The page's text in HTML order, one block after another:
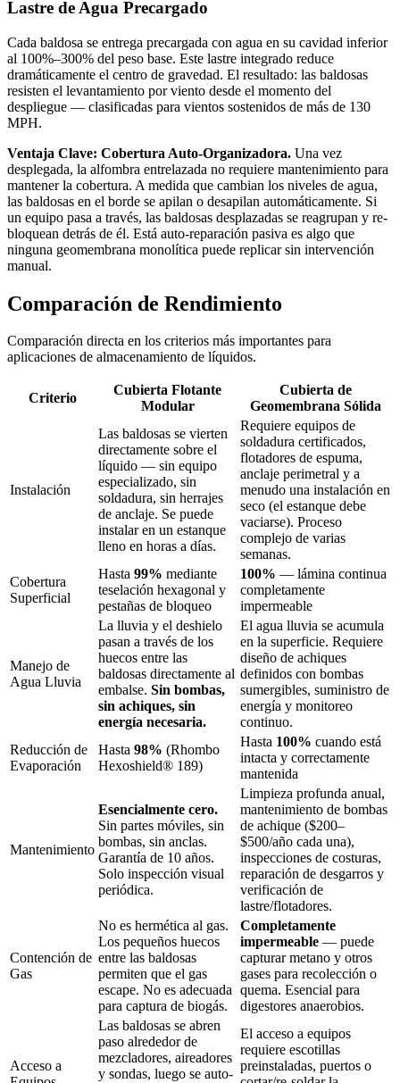
Lastre de Agua Precargado
Cada baldosa se entrega precargada con agua en su cavidad inferior
al 100%–300% del peso base. Este lastre integrado reduce
dramáticamente el centro de gravedad. El resultado: las baldosas
resisten el levantamiento por viento desde el momento del
despliegue — clasificadas para vientos sostenidos de más de 130
MPH.
Ventaja Clave: Cobertura Auto-Organizadora. Una vez
desplegada, la alfombra entrelazada no requiere mantenimiento para
mantener la cobertura. A medida que cambian los niveles de agua,
las baldosas en el borde se apilan o desapilan automáticamente. Si
un equipo pasa a través, las baldosas desplazadas se reagrupan y re-
bloquean detrás de él. Está auto-reparación pasiva es algo que
ninguna geomembrana monolítica puede replicar sin intervención
manual.
Comparación de Rendimiento
Comparación directa en los criterios más importantes para
aplicaciones de almacenamiento de líquidos.
Criterio
Cubierta Flotante
Modular
Cubierta de
Geomembrana Sólida
Instalación
Las baldosas se vierten
directamente sobre el
líquido — sin equipo
especializado, sin
soldadura, sin herrajes
de anclaje. Se puede
instalar en un estanque
lleno en horas a días.
Requiere equipos de
soldadura certificados,
flotadores de espuma,
anclaje perimetral y a
menudo una instalación en
seco (el estanque debe
vaciarse). Proceso
complejo de varias
semanas.
Cobertura
Superficial
Hasta 99% mediante
teselación hexagonal y
pestañas de bloqueo
100% — lámina continua
completamente
impermeable
Manejo de
Agua Lluvia
La lluvia y el deshielo
pasan a través de los
huecos entre las
baldosas directamente al
embalse. Sin bombas,
sin achiques, sin
energía necesaria.
El agua lluvia se acumula
en la superficie. Requiere
diseño de achiques
definidos con bombas
sumergibles, suministro de
energía y monitoreo
continuo.
Reducción de
Evaporación
Hasta 98% (Rhombo
Hexoshield® 189)
Hasta 100% cuando está
intacta y correctamente
mantenida
Mantenimiento
Esencialmente cero.
Sin partes móviles, sin
bombas, sin anclas.
Garantía de 10 años.
Solo inspección visual
periódica.
Limpieza profunda anual,
mantenimiento de bombas
de achique ($200–
$500/año cada una),
inspecciones de costuras,
reparación de desgarros y
verificación de
lastre/flotadores.
Contención de
Gas
No es hermética al gas.
Los pequeños huecos
entre las baldosas
permiten que el gas
escape. No es adecuada
para captura de biogás.
Completamente
impermeable — puede
capturar metano y otros
gases para recolección o
quema. Esencial para
digestores anaerobios.
Acceso a
Las baldosas se abren
paso alrededor de
mezcladores, aireadores
y sondas, luego se auto-
El acceso a equipos
requiere escotillas
preinstaladas, puertos o